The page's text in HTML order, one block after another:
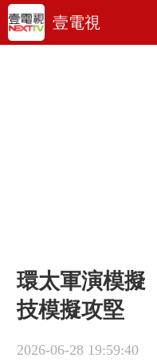
壹電視
環太軍演模擬
技模擬攻堅
2026-06-28 19:59:40